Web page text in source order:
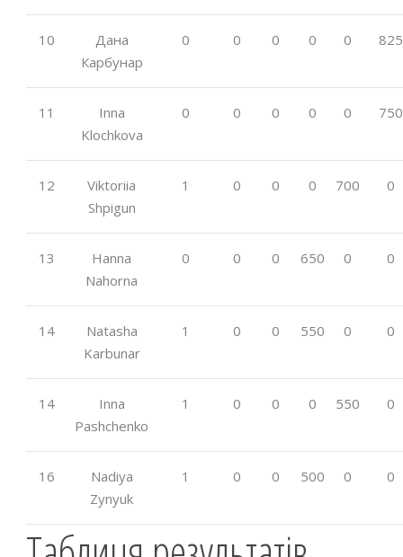
10
Дана
Карбунар
0 0 0 0 0 825
11
Inna
Klochkova
0 0 0 0 0 750
12
Viktoriia
Shpigun
1 0 0 0 700 0
13
Hanna
Nahorna
0 0 0 650 0 0
14
Natasha
Karbunar
1 0 0 550 0 0
14
Inna
Pashchenko
1 0 0 0 550 0
16
Nadiya
Zynyuk
1 0 0 500 0 0